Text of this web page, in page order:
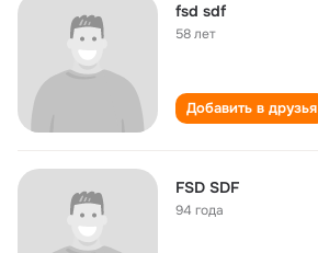
fsd sdf
58 лет
Добавить в друзья
FSD SDF
94 года